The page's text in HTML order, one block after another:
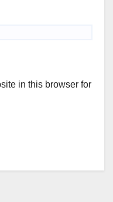
in this browser for